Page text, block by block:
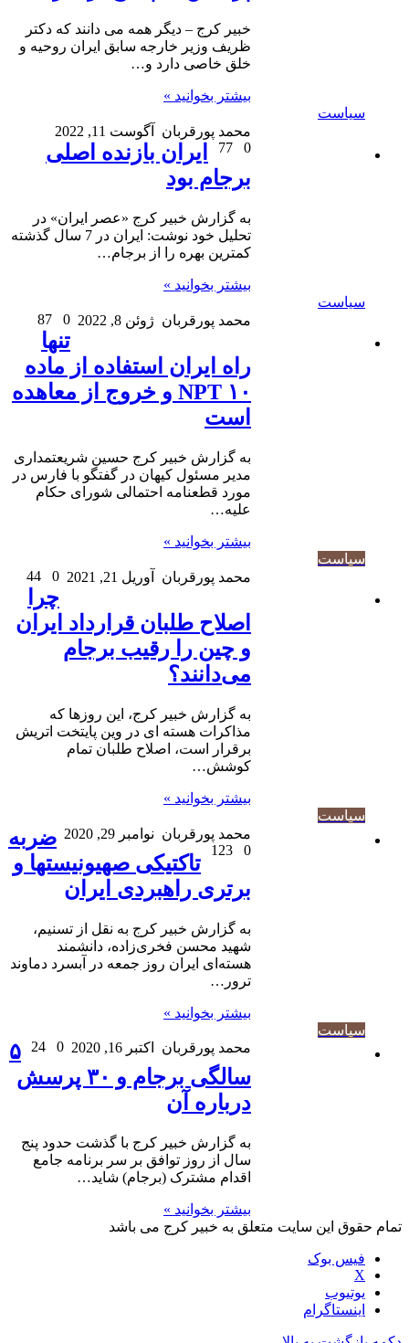
خبیر کرج – دیگر همه می دانند که دکتر
ظریف وزیر خارجه سابق ایران روحیه و
خلق خاصی دارد و…
بیشتر بخوانید »
سیاست
محمد پورقربان
آگوست 11, 2022
0
ایران بازنده اصلی
برجام بود
به گزارش خبیر کرج «عصر ایران» در
تحلیل خود نوشت: ایران در 7 سال گذشته
کمترین بهره را از برجام…
بیشتر بخوانید »
سیاست
محمد پورقربان ژوئن 8, 2022 0
تنها
راه ایران استفاده از ماده
۱۰ NPT و خروج از معاهده
است
به گزارش خبیر کرج حسین شریعتمداری
مدیر مسئول کیهان در گفتگو با فارس در
مورد قطعنامه احتمالی شورای حکام
علیه…
بیشتر بخوانید »
سیاست
محمد پورقربان
آوریل 21, 2021 0
چرا
اصلاح طلبان قرارداد ایران
و چین را رقیب برجام
می‌دانند؟
به گزارش خبیر کرج، این روزها که
مذاکرات هسته ای در وین پایتخت اتریش
برقرار است، اصلاح طلبان تمام
کوشش…
بیشتر بخوانید »
سیاست
محمد پورقربان نوامبر 29, 2020
0
ضربه
تاکتیکی صهیونیستها و
برتری راهبردی ایران
به گزارش خبیر کرج به نقل از تسنیم،
شهید محسن فخری‌زاده، دانشمند
هسته‌ای ایران روز جمعه در آبسرد دماوند
ترور…
بیشتر بخوانید »
سیاست
محمد پورقربان
اکتبر 16, 2020 0
۵
سالگی برجام و ۳۰ پرسش
درباره آن
به گزارش خبیر کرج با گذشت حدود پنج
سال از روز توافق بر سر برنامه جامع
اقدام مشترک (برجام) شاید…
بیشتر بخوانید »
تمام حقوق این سایت متعلق به خبیر کرج می باشد
فیس بوک
X
یوتیوب
اینستاگرام